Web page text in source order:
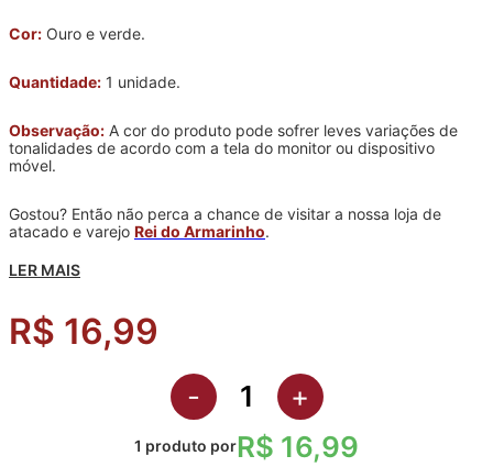
Cor: Ouro e verde.
Quantidade: 1 unidade.
Observação: A cor do produto pode sofrer leves variações de
tonalidades de acordo com a tela do monitor ou dispositivo
móvel.
Gostou? Então não perca a chance de visitar a nossa loja de
atacado e varejo Rei do Armarinho.
LER MAIS
R$ 16,99
- +
1 produto porR$ 16,99